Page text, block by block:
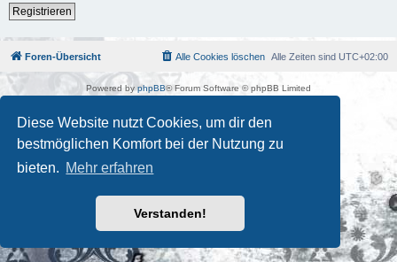
Diese Website nutzt Cookies, um dir den
bestmöglichen Komfort bei der Nutzung zu
bieten. Mehr erfahren
Verstanden!
Registrieren
Foren-Übersicht Alle Zeiten sind UTC+02:00
Alle Cookies löschen
Powered by phpBB® Forum Software © phpBB Limited
Kulturkosmos Müritz e.V|Fusion Festival|Mastodon